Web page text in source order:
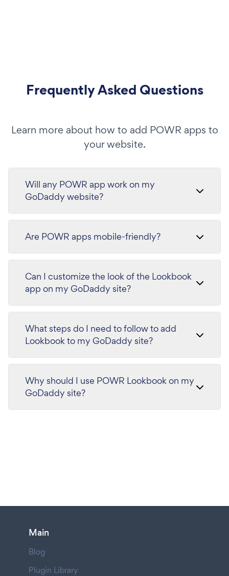
Frequently Asked Questions
Learn more about how to add POWR apps to
your website.
Will any POWR app work on my
GoDaddy website?
Are POWR apps mobile-friendly?
Can I customize the look of the Lookbook
app on my GoDaddy site?
What steps do I need to follow to add
Lookbook to my GoDaddy site?
Why should I use POWR Lookbook on my
GoDaddy site?
Main
Blog
Plugin Library